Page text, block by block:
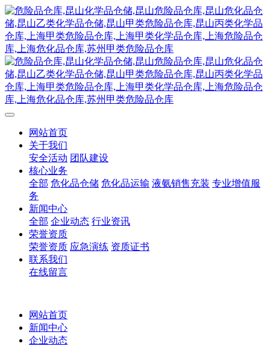
网站首页
关于我们
安全活动 团队建设
核心业务
全部 危化品仓储 危化品运输 液氨销售充装 专业增值服
务
新闻中心
全部 企业动态 行业资讯
荣誉资质
荣誉资质 应急演练 资质证书
联系我们
在线留言
网站首页
新闻中心
企业动态